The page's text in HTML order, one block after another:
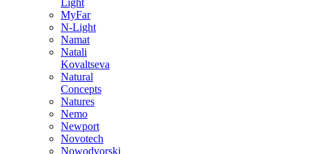
Light
MyFar
N-Light
Namat
Natali
Kovaltseva
Natural
Concepts
Natures
Nemo
Newport
Novotech
Nowodvorski